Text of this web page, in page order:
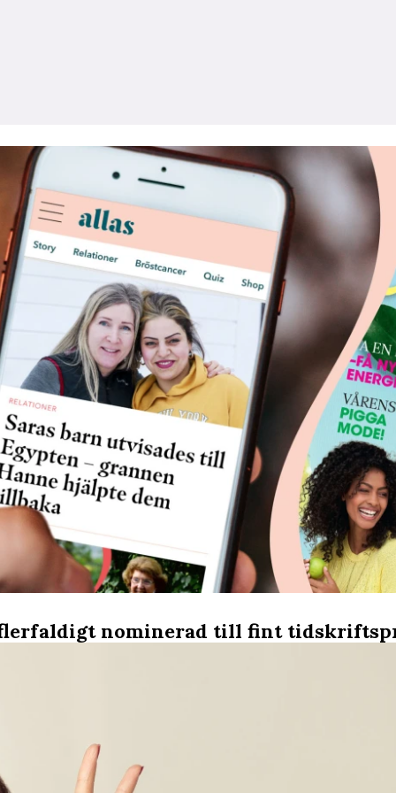
nominerad till fint